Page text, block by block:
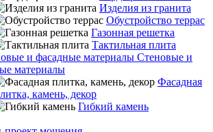
Изделия из гранита
Обустройство террас
Газонная решетка
Тактильная плита
Стеновые и
материалы
Фасадная
камень, декор
Гибкий камень